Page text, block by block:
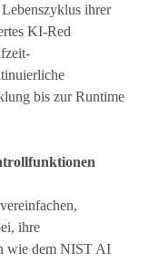
ihrer
KI-Red
bis zur Runtime
ihre
wie dem NIST AI